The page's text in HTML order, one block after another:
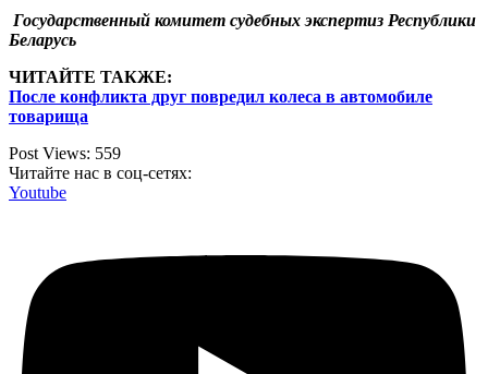
Государственный комитет судебных экспертиз Республики
Беларусь
ЧИТАЙТЕ ТАКЖЕ:
После конфликта друг повредил колеса в автомобиле
товарища
Post Views: 559
Читайте нас в соц-сетях:
Youtube